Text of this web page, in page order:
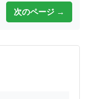
次のページ →